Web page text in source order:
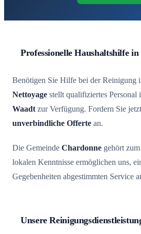
Professionelle Haushaltshilfe
Benötigen Sie Hilfe bei der Reinigung
Nettoyage stellt qualifiziertes Personal
Waadtzur Verfügung. Fordern Sie
unverbindliche Offerte an.
Die Gemeinde Chardonne gehört
lokalen Kenntnisse ermöglichen uns,
Gegebenheiten abgestimmten Service
Unsere